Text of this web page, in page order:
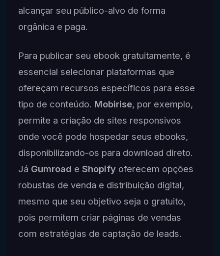
alcançar seu público-alvo de forma
orgânica e paga.
Para publicar seu ebook gratuitamente, é
essencial selecionar plataformas que
ofereçam recursos específicos para esse
tipo de conteúdo. Mobirise, por exemplo,
permite a criação de sites responsivos
onde você pode hospedar seus ebooks,
disponibilizando-os para download direto.
Já Gumroad e Shopifyoferecem opções
robustas de venda e distribuição digital,
mesmo que seu objetivo seja o gratuito,
pois permitem criar páginas de vendas
com estratégias de captação de leads.